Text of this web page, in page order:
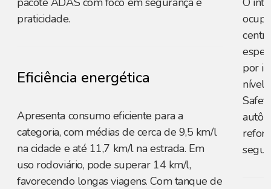
praticidade.
Eficiência energética
Apresenta consumo eficiente para a
categoria, com médias de cerca de 9,5 km/l
na cidade e até 11,7 km/l na estrada. Em
uso rodoviário, pode superar 14 km/l,
favorecendo longas viagens. Com tanque de
por
nível